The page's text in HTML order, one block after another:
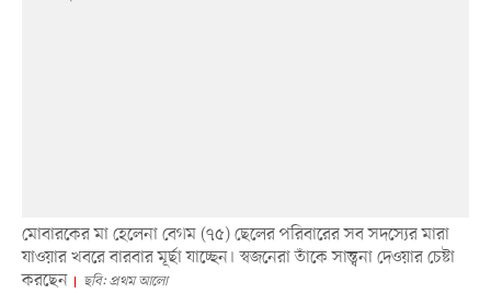
মোবারকের মা হেলেনা বেগম (৭৫) ছেলের পরিবারের সব সদস্যের মারা
যাওয়ার খবরে বারবার মূর্ছা যাচ্ছেন। স্বজনেরা তাঁকে সান্ত্বনা দেওয়ার চেষ্টা
করছেন
ছবি: প্রথম আলো